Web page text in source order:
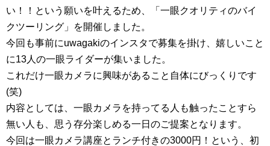
い！！という願いを叶えるため、「一眼クオリティのバイ
クツーリング」を開催しました。
今回も事前にuwagakiのインスタで募集を掛け、嬉しいこと
に13人の一眼ライダーが集いました。
これだけ一眼カメラに興味があること自体にびっくりです
(笑)
内容としては、一眼カメラを持ってる人も触ったことすら
無い人も、思う存分楽しめる一日のご提案となります。
今回は一眼カメラ講座とランチ付きの3000円！という、初